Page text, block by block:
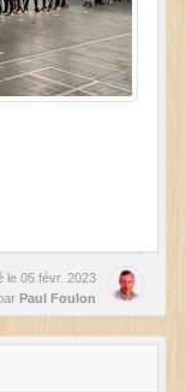
le 05 févr. 2023
Paul Foulon